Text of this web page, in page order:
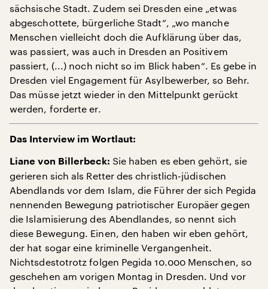
sächsische Stadt. Zudem sei Dresden eine „etwas
abgeschottete, bürgerliche Stadt“, „wo manche
Menschen vielleicht doch die Aufklärung über das,
was passiert, was auch in Dresden an Positivem
passiert, (...) noch nicht so im Blick haben“. Es gebe in
Dresden viel Engagement für Asylbewerber, so Behr.
Das müsse jetzt wieder in den Mittelpunkt gerückt
werden, forderte er.
Das Interview im Wortlaut:
Liane von Billerbeck: Sie haben es eben gehört, sie
gerieren sich als Retter des christlich-jüdischen
Abendlands vor dem Islam, die Führer der sich Pegida
nennenden Bewegung patriotischer Europäer gegen
die Islamisierung des Abendlandes, so nennt sich
diese Bewegung. Einen, den haben wir eben gehört,
der hat sogar eine kriminelle Vergangenheit.
Nichtsdestotrotz folgen Pegida 10.000 Menschen, so
geschehen am vorigen Montag in Dresden. Und vor